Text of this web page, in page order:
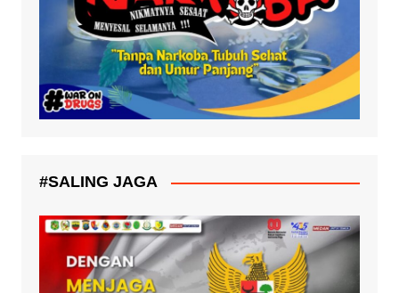
#SALING JAGA